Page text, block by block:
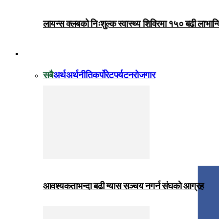
लायन्स क्लबको निःशुल्क स्वास्थ्य शिविरमा १५० बढी
सबैअर्थअर्थनीतिकर्पोरेटपर्यटनरोजगार
आवश्यकताभन्दा बढी ग्यास सञ्चय नगर्न संघकाे आग्रह